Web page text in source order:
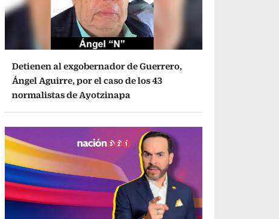
Detienen al exgobernador de Guerrero,
Ángel Aguirre, por el caso de los 43
normalistas de Ayotzinapa